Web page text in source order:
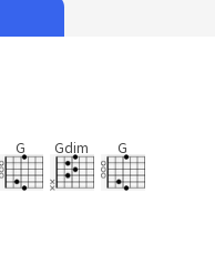
G Gdim G